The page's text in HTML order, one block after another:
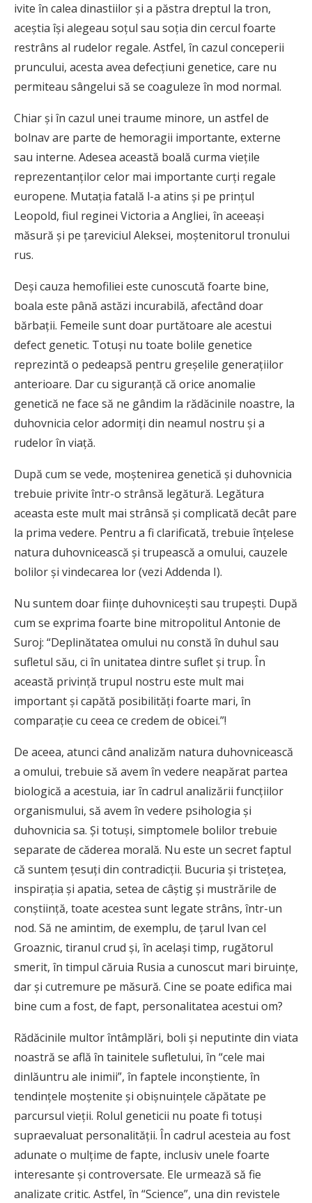
ivite în calea dinastiilor şi a păstra dreptul la tron,
aceştia îşi alegeau soţul sau soţia din cercul foarte
restrâns al rudelor regale. Astfel, în cazul conceperii
pruncului, acesta avea defecţiuni genetice, care nu
permiteau sângelui să se coaguleze în mod normal.
Chiar şi în cazul unei traume minore, un astfel de
bolnav are parte de hemoragii importante, externe
sau interne. Adesea această boală curma vieţile
reprezentanţilor celor mai importante curţi regale
europene. Mutaţia fatală l-a atins şi pe prinţul
Leopold, fiul reginei Victoria a Angliei, în aceeaşi
măsură şi pe ţareviciul Aleksei, moştenitorul tronului
rus.
Deşi cauza hemofiliei este cunoscută foarte bine,
boala este până astăzi incurabilă, afectând doar
bărbaţii. Femeile sunt doar purtătoare ale acestui
defect genetic. Totuşi nu toate bolile genetice
reprezintă o pedeapsă pentru greşelile generaţiilor
anterioare. Dar cu siguranţă că orice anomalie
genetică ne face să ne gândim la rădăcinile noastre, la
duhovnicia celor adormiţi din neamul nostru şi a
rudelor în viaţă.
După cum se vede, moştenirea genetică şi duhovnicia
trebuie privite într-o strânsă legătură. Legătura
aceasta este mult mai strânsă şi complicată decât pare
la prima vedere. Pentru a fi clarificată, trebuie înţelese
natura duhovnicească şi trupească a omului, cauzele
bolilor şi vindecarea lor (vezi Addenda I).
Nu suntem doar fiinţe duhovniceşti sau trupeşti. După
cum se exprima foarte bine mitropolitul Antonie de
Suroj: “Deplinătatea omului nu constă în duhul sau
sufletul său, ci în unitatea dintre suflet şi trup. În
această privinţă trupul nostru este mult mai
important şi capătă posibilităţi foarte mari, în
comparaţie cu ceea ce credem de obicei.”!
De aceea, atunci când analizăm natura duhovnicească
a omului, trebuie să avem în vedere neapărat partea
biologică a acestuia, iar în cadrul analizării funcţiilor
organismului, să avem în vedere psihologia şi
duhovnicia sa. Şi totuşi, simptomele bolilor trebuie
separate de căderea morală. Nu este un secret faptul
că suntem ţesuţi din contradicţii. Bucuria şi tristeţea,
inspiraţia şi apatia, setea de câştig şi mustrările de
conştiinţă, toate acestea sunt legate strâns, într-un
nod. Să ne amintim, de exemplu, de ţarul Ivan cel
Groaznic, tiranul crud şi, în acelaşi timp, rugătorul
smerit, în timpul căruia Rusia a cunoscut mari biruinţe,
dar şi cutremure pe măsură. Cine se poate edifica mai
bine cum a fost, de fapt, personalitatea acestui om?
Rădăcinile multor întâmplări, boli şi neputinte din viata
noastră se află în tainitele sufletului, în “cele mai
dinlăuntru ale inimii”, în faptele inconştiente, în
tendinţele moştenite şi obişnuinţele căpătate pe
parcursul vieţii. Rolul geneticii nu poate fi totuşi
supraevaluat personalităţii. În cadrul acesteia au fost
adunate o mulţime de fapte, inclusiv unele foarte
interesante şi controversate. Ele urmează să fie
analizate critic. Astfel, în “Science”, una din revistele